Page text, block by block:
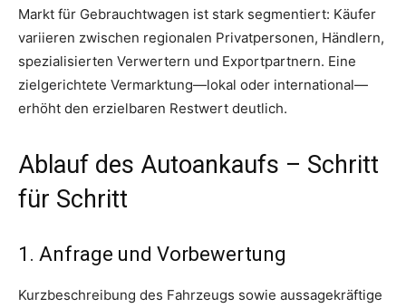
Markt für Gebrauchtwagen ist stark segmentiert: Käufer
variieren zwischen regionalen Privatpersonen, Händlern,
spezialisierten Verwertern und Exportpartnern. Eine
zielgerichtete Vermarktung—lokal oder international—
erhöht den erzielbaren Restwert deutlich.
Ablauf des Autoankaufs – Schritt
für Schritt
1. Anfrage und Vorbewertung
Kurzbeschreibung des Fahrzeugs sowie aussagekräftige